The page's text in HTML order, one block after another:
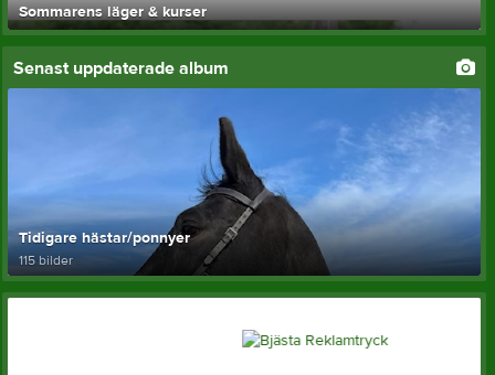
Sommarens läger & kurser
Senast uppdaterade album
Tidigare hästar/ponnyer
115 bilder